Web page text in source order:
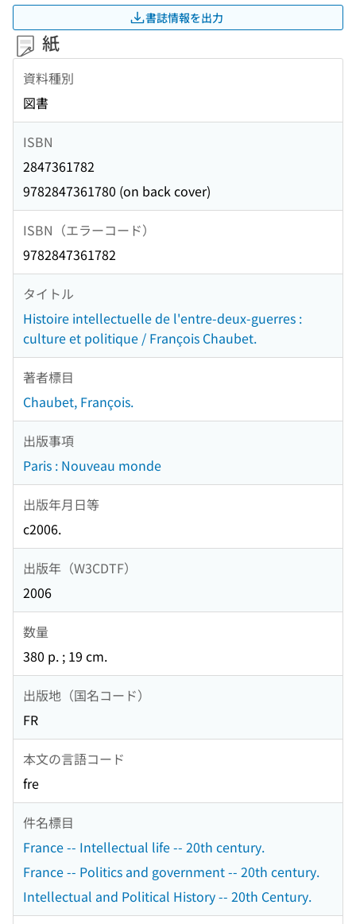
書誌情報を出力
紙
資料種別
図書
ISBN
2847361782
9782847361780 (on back cover)
ISBN（エラーコード）
9782847361782
タイトル
Histoire intellectuelle de l'entre-deux-guerres :
culture et politique / François Chaubet.
著者標目
Chaubet, François.
出版事項
Paris : Nouveau monde
出版年月日等
c2006.
出版年（W3CDTF）
2006
数量
380 p. ; 19 cm.
出版地（国名コード）
FR
本文の言語コード
fre
件名標目
France -- Intellectual life -- 20th century.
France -- Politics and government -- 20th century.
Intellectual and Political History -- 20th Century.